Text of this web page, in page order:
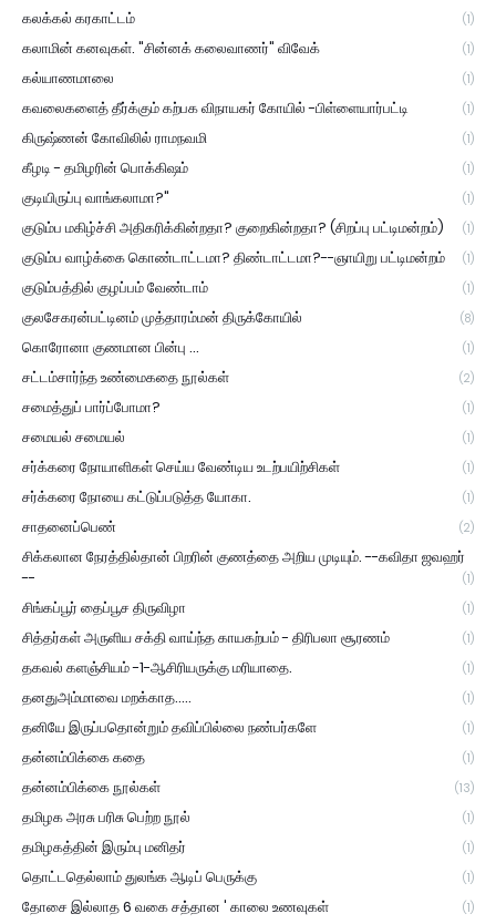
கலக்கல் கரகாட்டம் (1)
கலாமின் கனவுகள். "சின்னக் கலைவாணர்" விவேக் (1)
கல்யாணமாலை (1)
கவலைகளைத் தீர்க்கும் கற்பக விநாயகர் கோயில் -பிள்ளையார்பட்டி (1)
கிருஷ்ணன் கோவிலில் ராமநவமி (1)
கீழடி - தமிழரின் பொக்கிஷம் (1)
குடியிருப்பு வாங்கலாமா?" (1)
குடும்ப மகிழ்ச்சி அதிகரிக்கின்றதா? குறைகின்றதா? (சிறப்பு பட்டிமன்றம்) (1)
குடும்ப வாழ்க்கை கொண்டாட்டமா? திண்டாட்டமா?--ஞாயிறு பட்டிமன்றம் (1)
குடும்பத்தில் குழப்பம் வேண்டாம் (1)
குலசேகரன்பட்டினம் முத்தாரம்மன் திருக்கோயில் (8)
கொரோனா குணமான பின்பு ... (1)
சட்டம்சார்ந்த உண்மைகதை நூல்கள் (2)
சமைத்துப் பார்ப்போமா? (1)
சமையல் சமையல் (1)
சர்க்கரை நோயாளிகள் செய்ய வேண்டிய உடற்பயிற்சிகள் (1)
சர்க்கரை நோயை கட்டுப்படுத்த யோகா. (1)
சாதனைப்பெண் (2)
சிக்கலான நேரத்தில்தான் பிறரின் குணத்தை அறிய முடியும். --கவிதா ஜவஹர்
--
(1)
சிங்கப்பூர் தைப்பூச திருவிழா (1)
சித்தர்கள் அருளிய சக்தி வாய்ந்த காயகற்பம் - திரிபலா சூரணம் (1)
தகவல் களஞ்சியம் -1-ஆசிரியருக்கு மரியாதை. (1)
தனதுஅம்மாவை மறக்காத..... (1)
தனியே இருப்பதொன்றும் தவிப்பில்லை நண்பர்களே (1)
தன்னம்பிக்கை கதை (1)
தன்னம்பிக்கை நூல்கள் (13)
தமிழக அரசு பரிசு பெற்ற நூல் (1)
தமிழகத்தின் இரும்பு மனிதர் (1)
தொட்டதெல்லாம் துலங்க ஆடிப் பெருக்கு (1)
தோசை இல்லாத 6 வகை சத்தான ' காலை உணவுகள் (1)